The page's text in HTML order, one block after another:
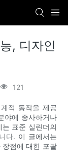
, 디자인
121
적 동작을 제공
야에 종사하거나
표준 실린더의
다. 이 글에서는
장점에 대한 포괄